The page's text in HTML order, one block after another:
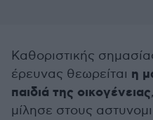
Καθοριστικής
έρευνας θεωρείται η
παιδιά της οικογένειας
μίλησε στους